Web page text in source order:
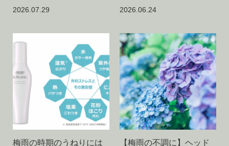
2026.07.29 2026.06.24
梅雨の時期のうねりには 【梅雨の不調に】ヘッド